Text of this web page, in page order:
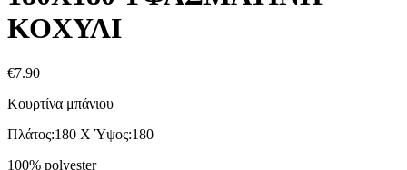
ΚΟΧΥΛΙ
€7.90
Κουρτίνα μπάνιου
Πλάτος:180 Χ Ύψος:180
100% polyester